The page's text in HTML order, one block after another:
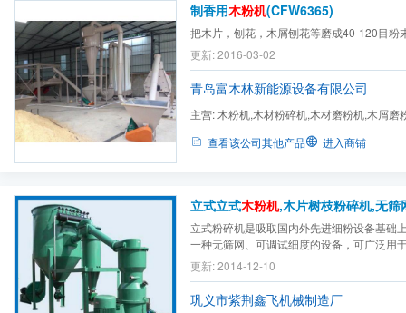
制香用木粉机(CFW6365)
把木片，刨花，木屑刨花等磨成40-120目粉
更新: 2016-03-02
青岛富木林新能源设备有限公司
主营: 木粉机,木材粉碎机,木材磨粉机,木屑磨
查看该公司其他产品 进入商铺
立式立式木粉机,木片树枝粉碎机,无筛网
立式粉碎机是吸取国内外先进细粉设备基础
一种无筛网、可调试细度的设备，可广泛用
料粉碎设备之一。可用于树皮、板皮、树枝
机削片后的粉碎，家具厂碎木料和刨花的粉
更新: 2014-12-10
巩义市紫荆鑫飞机械制造厂